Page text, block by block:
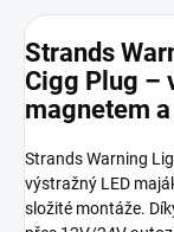
Strands
Cigg Plug –
magnetem
Strands Warning
výstražný LED
složité montáže.